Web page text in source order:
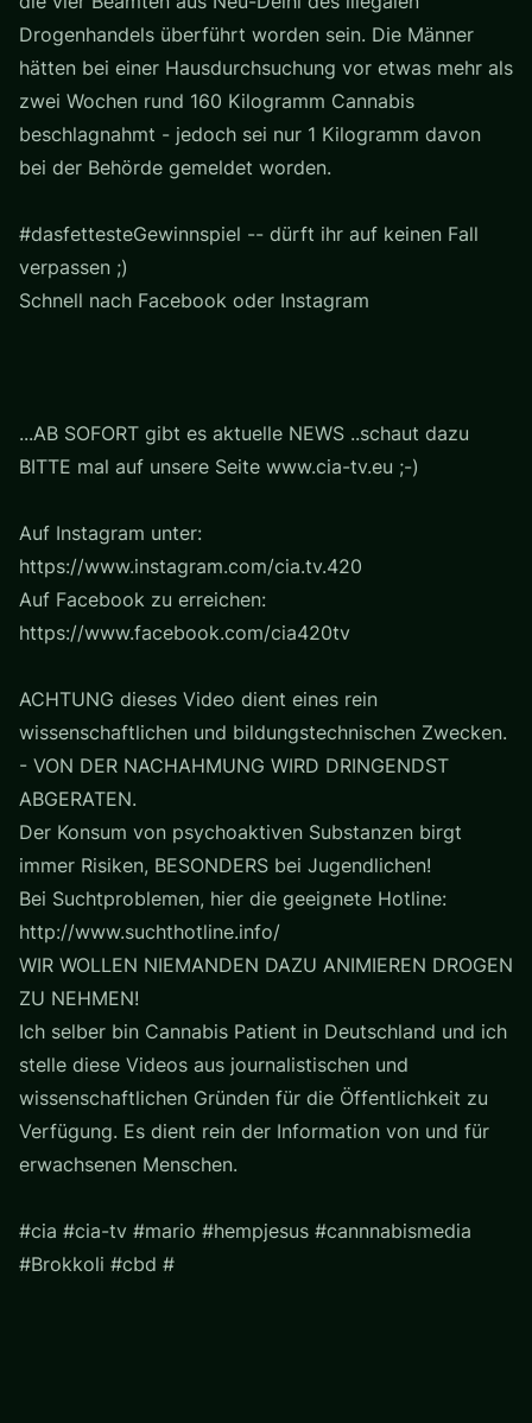
Drogenhandels überführt worden sein. Die Männer
hätten bei einer Hausdurchsuchung vor etwas mehr als
zwei Wochen rund 160 Kilogramm Cannabis
beschlagnahmt - jedoch sei nur 1 Kilogramm davon
bei der Behörde gemeldet worden.
#dasfettesteGewinnspiel -- dürft ihr auf keinen Fall
verpassen ;)
Schnell nach Facebook oder Instagram
...AB SOFORT gibt es aktuelle NEWS ..schaut dazu
BITTE mal auf unsere Seite www.cia-tv.eu ;-)
Auf Instagram unter:
https://www.instagram.com/cia.tv.420
Auf Facebook zu erreichen:
https://www.facebook.com/cia420tv
ACHTUNG dieses Video dient eines rein
wissenschaftlichen und bildungstechnischen Zwecken.
- VON DER NACHAHMUNG WIRD DRINGENDST
ABGERATEN.
Der Konsum von psychoaktiven Substanzen birgt
immer Risiken, BESONDERS bei Jugendlichen!
Bei Suchtproblemen, hier die geeignete Hotline:
http://www.suchthotline.info/
WIR WOLLEN NIEMANDEN DAZU ANIMIEREN DROGEN
ZU NEHMEN!
Ich selber bin Cannabis Patient in Deutschland und ich
stelle diese Videos aus journalistischen und
wissenschaftlichen Gründen für die Öffentlichkeit zu
Verfügung. Es dient rein der Information von und für
erwachsenen Menschen.
#cia #cia-tv #mario #hempjesus #cannnabismedia
#Brokkoli #cbd #